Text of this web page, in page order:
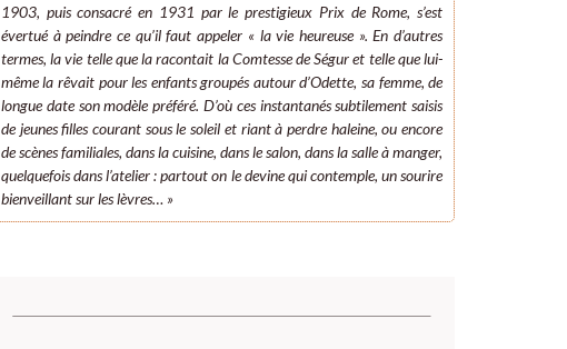
1903, puis consacré en 1931 par le prestigieux Prix de Rome, s’est
évertué à peindre ce qu’il faut appeler « la vie heureuse ». En d’autres
termes, la vie telle que la racontait la Comtesse de Ségur et telle que lui-
même la rêvait pour les enfants groupés autour d’Odette, sa femme, de
longue date son modèle préféré. D’où ces instantanés subtilement saisis
de jeunes filles courant sous le soleil et riant à perdre haleine, ou encore
de scènes familiales, dans la cuisine, dans le salon, dans la salle à manger,
quelquefois dans l’atelier : partout on le devine qui contemple, un sourire
bienveillant sur les lèvres… »